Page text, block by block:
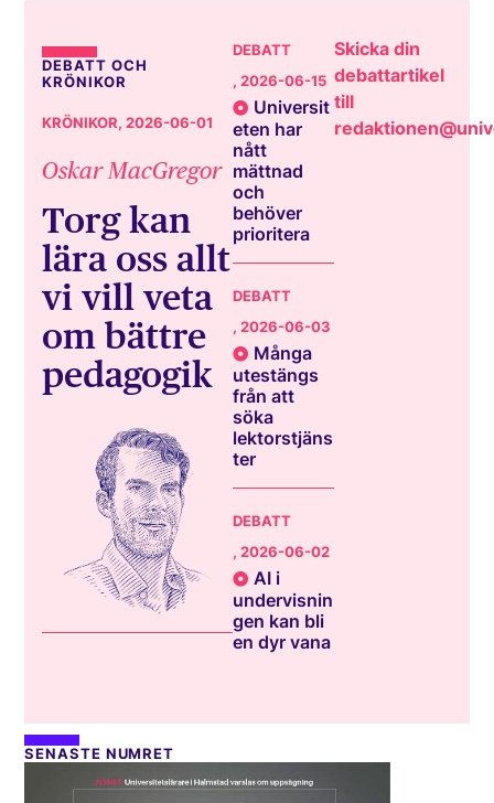
DEBATT OCH
KRÖNIKOR
KRÖNIKOR, 2026-06-01
Oskar MacGregor
Torg kan
lära oss allt
vi vill veta
om bättre
pedagogik
DEBATT
, 2026-06-15
Universit
eten har
nått
mättnad
och
behöver
prioritera
DEBATT
, 2026-06-03
Många
utestängs
från att
söka
lektorstjäns
ter
DEBATT
, 2026-06-02
AI i
undervisnin
gen kan bli
en dyr vana
Skicka din
debattartikel
till
SENASTE NUMRET